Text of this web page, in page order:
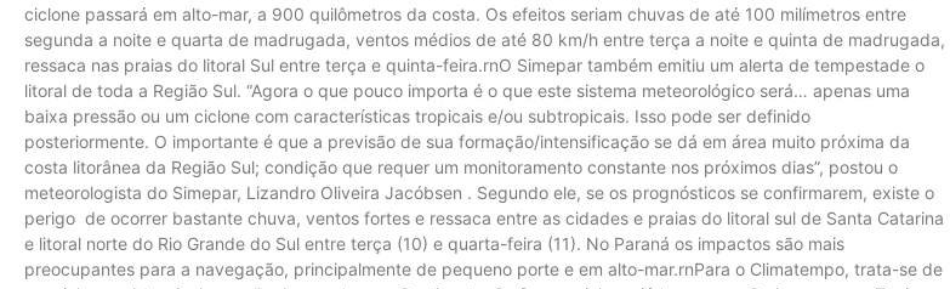
ciclone passará em alto-mar, a 900 quilômetros da costa. Os efeitos seriam chuvas de até 100 milímetros entre
segunda a noite e quarta de madrugada, ventos médios de até 80 km/h entre terça a noite e quinta de madrugada,
ressaca nas praias do litoral Sul entre terça e quinta-feira.rnO Simepar também emitiu um alerta de tempestade o
litoral de toda a Região Sul. “Agora o que pouco importa é o que este sistema meteorológico será… apenas uma
baixa pressão ou um ciclone com características tropicais e/ou subtropicais. Isso pode ser definido
posteriormente. O importante é que a previsão de sua formação/intensificação se dá em área muito próxima da
costa litorânea da Região Sul; condição que requer um monitoramento constante nos próximos dias”, postou o
meteorologista do Simepar, Lizandro Oliveira Jacóbsen . Segundo ele, se os prognósticos se confirmarem, existe o
perigo de ocorrer bastante chuva, ventos fortes e ressaca entre as cidades e praias do litoral sul de Santa Catarina
e litoral norte do Rio Grande do Sul entre terça (10) e quarta-feira (11). No Paraná os impactos são mais
preocupantes para a navegação, principalmente de pequeno porte e em alto-mar.rnPara o Climatempo, trata-se de